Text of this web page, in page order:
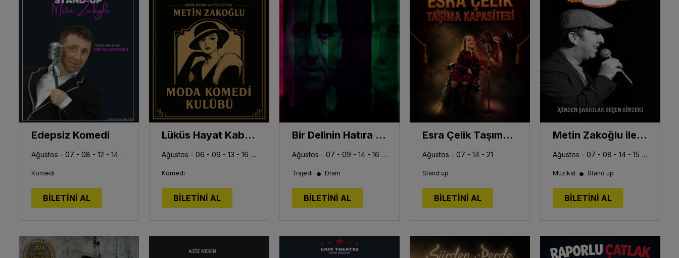
Edepsiz Komedi
Ağustos - 07 - 08 - 12 - 14 - 15 - 19 - 21 - 22 - 26 - 28
Komedi
BİLETİNİ AL
Lüküs Hayat Kabare
Ağustos - 06 - 09 - 13 - 16 - 20 - 23 - 27 - 30 Eylül- 03 - 06
Komedi
BİLETİNİ AL
Bir Delinin Hatıra Defteri Metin Zakoğlu
Ağustos - 07 - 09 - 14 - 16 - 21 - 23 - 28 - 30 Eylül- 05 - 12
Trajedi • Dram
BİLETİNİ AL
Esra Çelik Taşıma Kapasitesi
Ağustos - 07 - 14 - 21
Stand up
BİLETİNİ AL
Metin Zakoğlu ile Neşeli Gazino
Ağustos - 07 - 08 - 14 - 15 - 21 - 22 - 28 - 29
Müzikal • Stand up
BİLETİNİ AL